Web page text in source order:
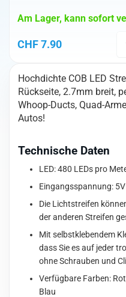
CHF7.90
Am Lager, kann sofort
Hochdichte COB LED
Rückseite, 2.7mm breit,
Whoop-Ducts, Quad-
Autos!
Technische Daten
LED: 480 LEDs pro
Eingangsspannung: 5V
Die Lichtstreifen
der anderen Streifen
Mit selbstklebendem
dass Sie es auf jeder
ohne Schrauben und
Verfügbare Farben:
Blau